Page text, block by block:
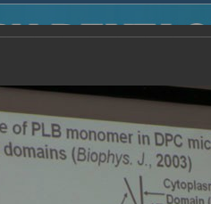
“Modern